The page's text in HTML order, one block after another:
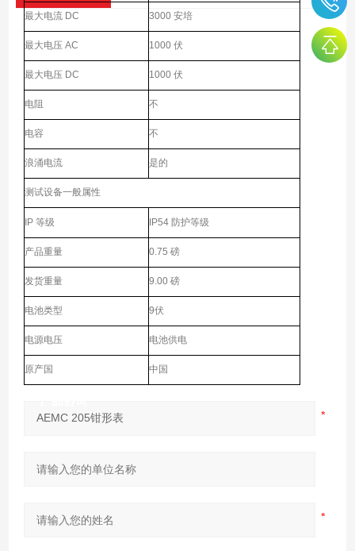
最大电流 DC 3000 安培
最大电压 AC 1000 伏
最大电压 DC 1000 伏
电阻 不
电容 不
浪涌电流 是的
测试设备一般属性
IP 等级 IP54 防护等级
产品重量 0.75 磅
发货重量 9.00 磅
电池类型 9伏
电源电压 电池供电
原产国 中国